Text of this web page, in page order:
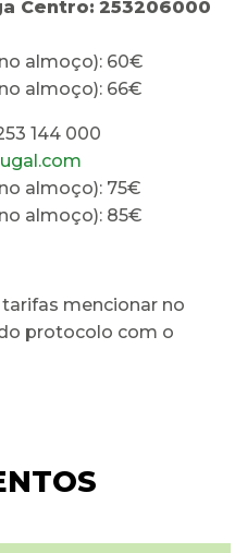
Centro: 253206000
almoço): 60€
almoço): 66€
144 000
almoço): 75€
almoço): 85€
mencionar no
protocolo com o